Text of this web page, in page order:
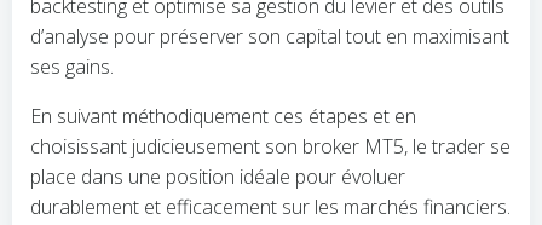
backtesting et optimise sa gestion du levier et des outils
d’analyse pour préserver son capital tout en maximisant
ses gains.
En suivant méthodiquement ces étapes et en
choisissant judicieusement son broker MT5, le trader se
place dans une position idéale pour évoluer
durablement et efficacement sur les marchés financiers.